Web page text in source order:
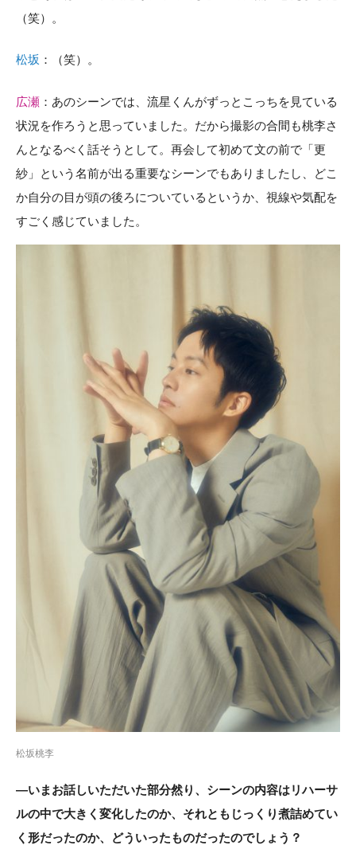
（笑）。
松坂 ：（笑）。
広瀬 ：あのシーンでは、流星くんがずっとこっちを見ている
状況を作ろうと思っていました。だから撮影の合間も桃李さ
んとなるべく話そうとして。再会して初めて文の前で「更
紗」という名前が出る重要なシーンでもありましたし、どこ
か自分の目が頭の後ろについているというか、視線や気配を
すごく感じていました。
松坂桃李
―いまお話しいただいた部分然り、シーンの内容はリハーサ
ルの中で大きく変化したのか、それともじっくり煮詰めてい
く形だったのか、どういったものだったのでしょう？